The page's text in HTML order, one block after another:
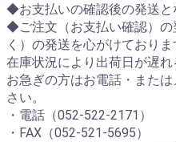
◆お支払いの確認後の発送と
◆ご注文（お支払い確認）の
く）の発送を心がけておりま
在庫状況により出荷日が遅れ
お急ぎの方はお電話・また
さい。
・電話（052-522-2171）
・FAX（052-521-5695）